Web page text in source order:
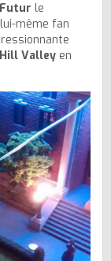
le
même fan
Hill Valley en